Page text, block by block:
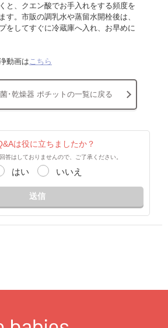
と、クエン酸でお手入れをする頻度を
す。市販の調乳水や蒸留水開栓後は、
をしてすぐに冷蔵庫へ入れ、お早めに
動画はこちら
･乾燥器 ポチットの一覧に戻る
は役に立ちましたか？
答はしておりませんので、ご了承ください。
はい いいえ
送信